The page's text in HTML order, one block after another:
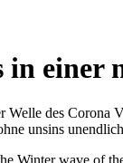
einer
Welle des
unsins
Winter wave of